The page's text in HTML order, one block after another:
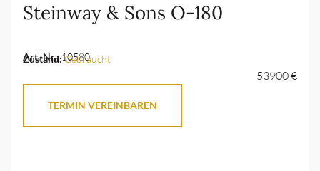
Steinway & Sons O-180
Art.-Nr.:10580
Zustand:Gebraucht
53900 €
TERMIN VEREINBAREN